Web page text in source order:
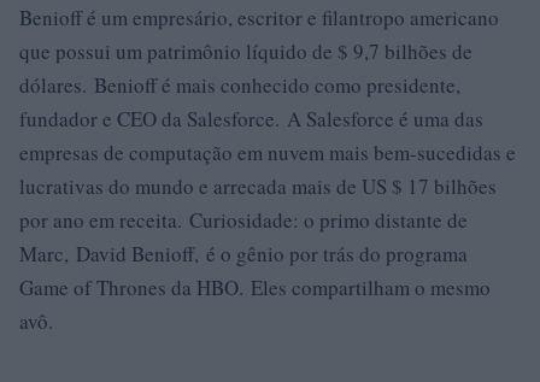
Benioff é um empresário, escritor e filantropo americano
que possui um patrimônio líquido de $ 9,7 bilhões de
dólares. Benioff é mais conhecido como presidente,
fundador e CEO da Salesforce. A Salesforce é uma das
empresas de computação em nuvem mais bem-sucedidas e
lucrativas do mundo e arrecada mais de US $ 17 bilhões
por ano em receita. Curiosidade: o primo distante de
Marc, David Benioff, é o gênio por trás do programa
Game of Thrones da HBO. Eles compartilham o mesmo
avô.